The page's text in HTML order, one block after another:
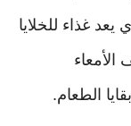
يعد غذاء للخلايا
الأمعاء
الطعام.